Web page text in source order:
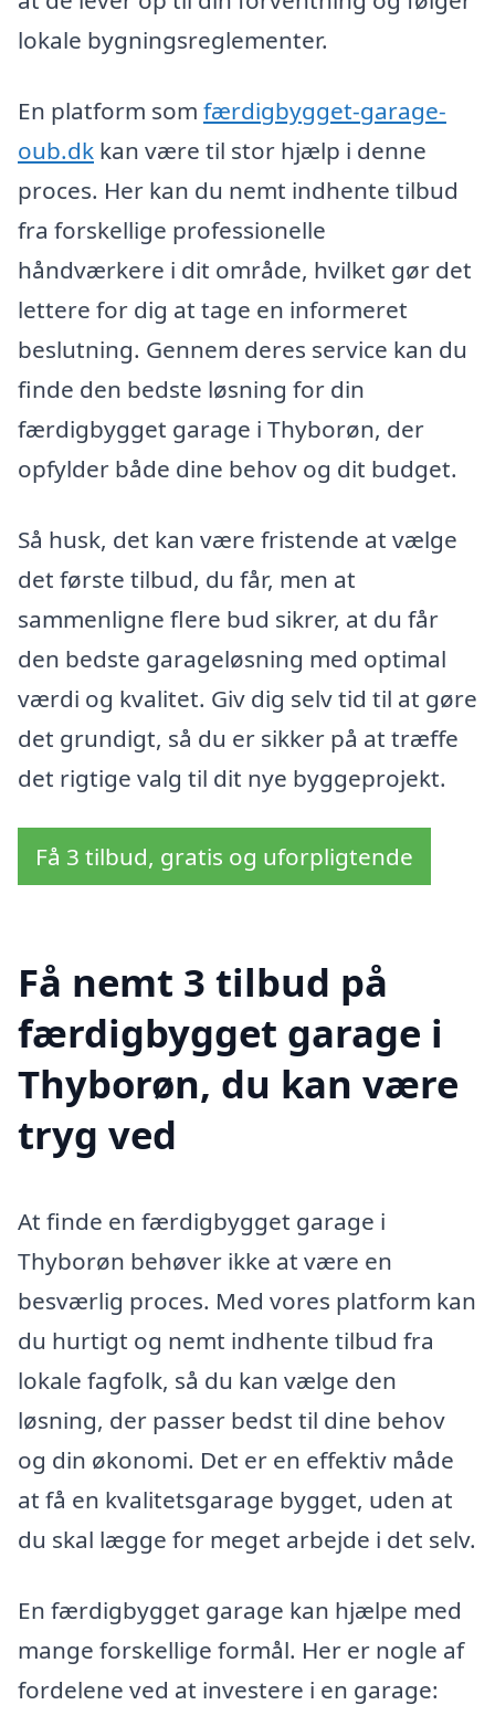
lokale bygningsreglementer.
En platform som færdigbygget-garage-
oub.dk kan være til stor hjælp i denne
proces. Her kan du nemt indhente tilbud
fra forskellige professionelle
håndværkere i dit område, hvilket gør det
lettere for dig at tage en informeret
beslutning. Gennem deres service kan du
finde den bedste løsning for din
færdigbygget garage i Thyborøn, der
opfylder både dine behov og dit budget.
Så husk, det kan være fristende at vælge
det første tilbud, du får, men at
sammenligne flere bud sikrer, at du får
den bedste garageløsning med optimal
værdi og kvalitet. Giv dig selv tid til at gøre
det grundigt, så du er sikker på at træffe
det rigtige valg til dit nye byggeprojekt.
Få 3 tilbud, gratis og uforpligtende
Få nemt 3 tilbud på
færdigbygget garage i
Thyborøn, du kan være
tryg ved
At finde en færdigbygget garage i
Thyborøn behøver ikke at være en
besværlig proces. Med vores platform kan
du hurtigt og nemt indhente tilbud fra
lokale fagfolk, så du kan vælge den
løsning, der passer bedst til dine behov
og din økonomi. Det er en effektiv måde
at få en kvalitetsgarage bygget, uden at
du skal lægge for meget arbejde i det selv.
En færdigbygget garage kan hjælpe med
mange forskellige formål. Her er nogle af
fordelene ved at investere i en garage: